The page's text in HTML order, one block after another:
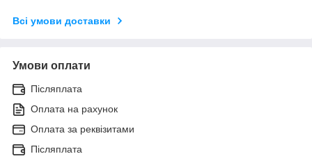
Всі умови доставки
Умови оплати
Післяплата
Оплата на рахунок
Оплата за реквізитами
Післяплата